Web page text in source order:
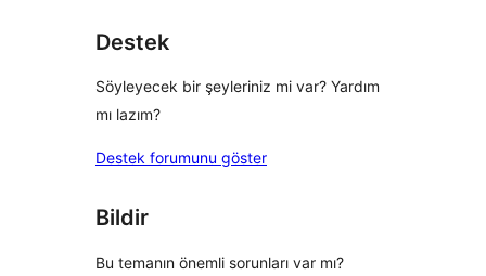
Destek
Söyleyecek bir şeyleriniz mi var? Yardım
mı lazım?
Destek forumunu göster
Bildir
Bu temanın önemli sorunları var mı?